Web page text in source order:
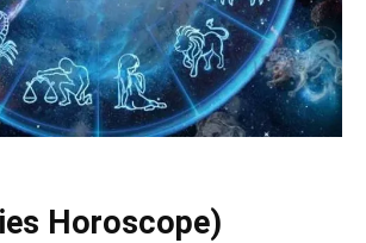
Horoscope)